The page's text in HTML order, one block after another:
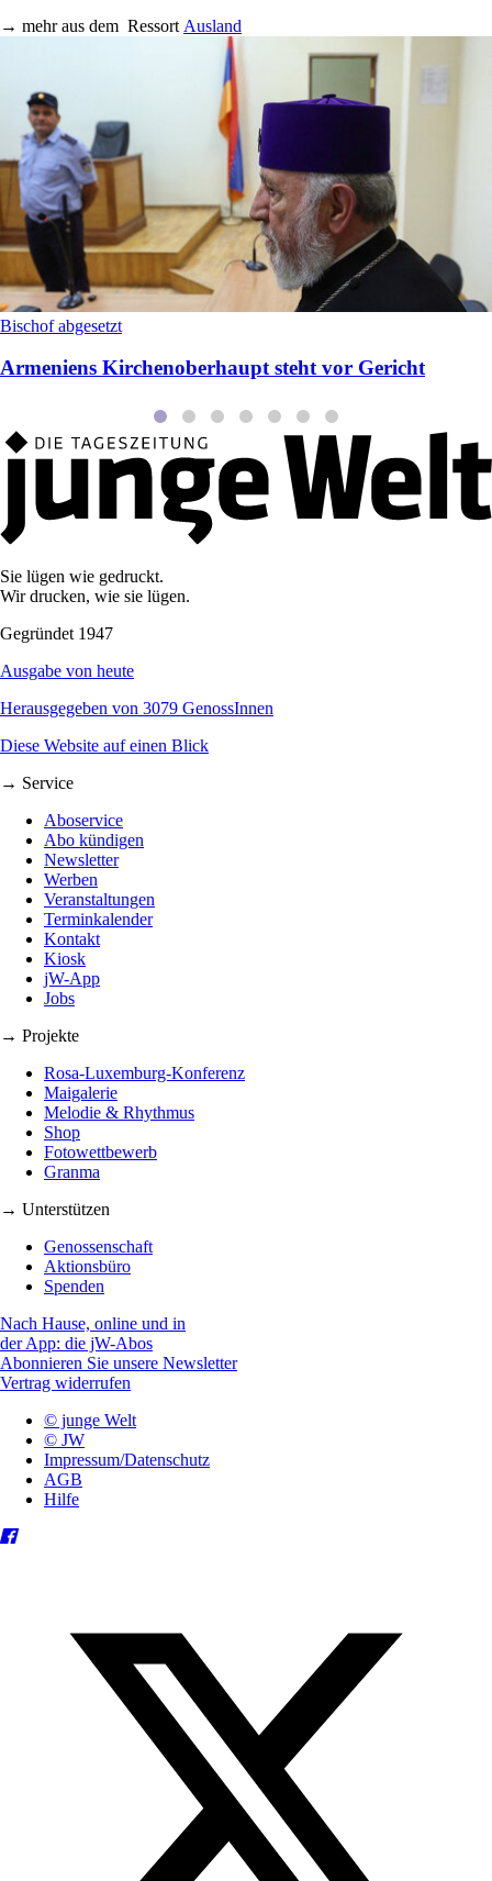
→ mehr aus dem Ressort Ausland
Bischof abgesetzt
Armeniens Kirchenoberhaupt steht vor Gericht
Sie lügen wie gedruckt.
Wir drucken, wie sie lügen.
Gegründet 1947
Ausgabe von heute
Herausgegeben von 3079 GenossInnen
Diese Website auf einen Blick
→ Service
Aboservice
Abo kündigen
Newsletter
Werben
Veranstaltungen
Terminkalender
Kontakt
Kiosk
jW-App
Jobs
→ Projekte
Rosa-Luxemburg-Konferenz
Maigalerie
Melodie & Rhythmus
Shop
Fotowettbewerb
Granma
→ Unterstützen
Genossenschaft
Aktionsbüro
Spenden
Nach Hause, online und in
der App: die jW-Abos
Abonnieren Sie unsere Newsletter
Vertrag widerrufen
© junge Welt
© JW
Impressum/Datenschutz
AGB
Hilfe